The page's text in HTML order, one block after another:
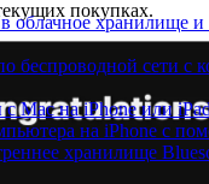
облачное хранилище
беспроводной сети с
Mac на iPhone или
на iPhone с
хранилище
покупках.